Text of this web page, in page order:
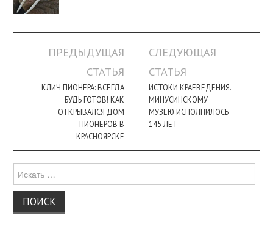
Навигация
записи
ПРЕДЫДУЩАЯ
СТАТЬЯ
КЛИЧ ПИОНЕРА: ВСЕГДА
БУДЬ ГОТОВ! КАК
ОТКРЫВАЛСЯ ДОМ
ПИОНЕРОВ В
КРАСНОЯРСКЕ
СЛЕДУЮЩАЯ
СТАТЬЯ
ИСТОКИ КРАЕВЕДЕНИЯ.
МИНУСИНСКОМУ
МУЗЕЮ ИСПОЛНИЛОСЬ
145 ЛЕТ
для: